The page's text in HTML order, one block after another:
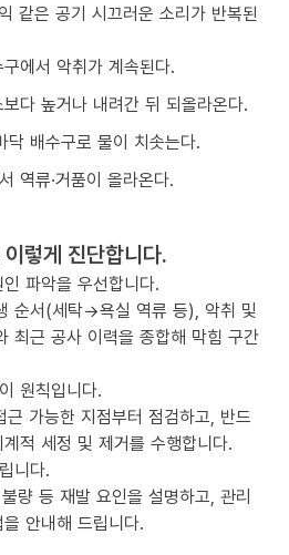
같은 공기 시끄러운 소리가 반복된
에서 악취가 계속된다.
다 높거나 내려간 뒤 되올라온다.
닥 배수구로 물이 치솟는다.
역류·거품이 올라온다.
렇게 진단합니다.
파악을 우선합니다.
순서(세탁→욕실 역류 등), 악취 및
최근 공사 이력을 종합해 막힘 구간
원칙입니다.
근 가능한 지점부터 점검하고, 반드
적 세정 및 제거를 수행합니다.
니다.
불량 등 재발 요인을 설명하고, 관리
안내해 드립니다.